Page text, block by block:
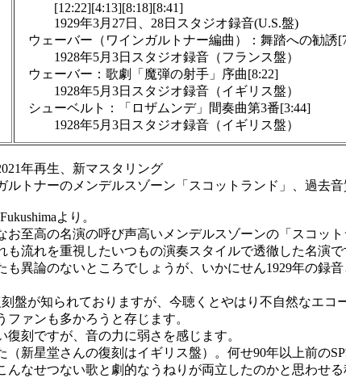
[12:22][4:13][8:18][8:41]
1929年3月27日、28日スタジオ録音(U.S.盤)
ウェーバー（ワインガルトナー編曲）：舞踏への勧誘
1928年5月3日スタジオ録音（フランス盤）
ウェーバー：歌劇「魔弾の射手」序曲[8:22]
1928年5月3日スタジオ録音（イギリス盤）
シューベルト：「ロザムンデ」間奏曲第3番[3:44]
1928年5月3日スタジオ録音（イギリス盤）
年再生、新マスタリング
トナーのメンデルスゾーン「スコットランド」、過去
より。
至高の名演の呼び声高いメンデルスゾーンの「スコッ
流れを重視したいつもの演奏スタイルで透徹した名演で
異論のないところでしょうが、いかにせん1929年の録
盤が知られておりますが、今聴くとやはり不自然なエ
ァンも多かろうと存じます。
刻ですが、音の力に弱さを感じます。
新星堂さんの復刻はイギリス盤）。何せ90年以上前の
なせつない歌と劇的なうねりが両立したのかと思わせる